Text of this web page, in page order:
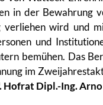
in der Bewahrung
verliehen wird und
und
bemühen. Das
im
Hofrat Dipl.-Ing.